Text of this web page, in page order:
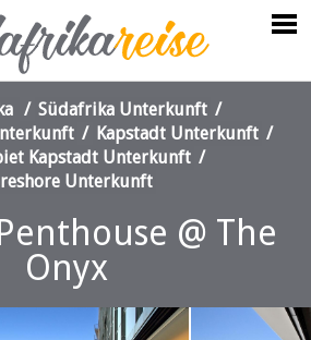
/ Südafrika Unterkunft /
/ Kapstadt Unterkunft /
Kapstadt Unterkunft /
Unterkunft
@ The
Onyx